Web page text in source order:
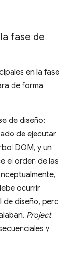
fase de
en la fase
de forma
de diseño:
de ejecutar
DOM, y un
el orden de las
ocurrir
de diseño, pero
Project
y